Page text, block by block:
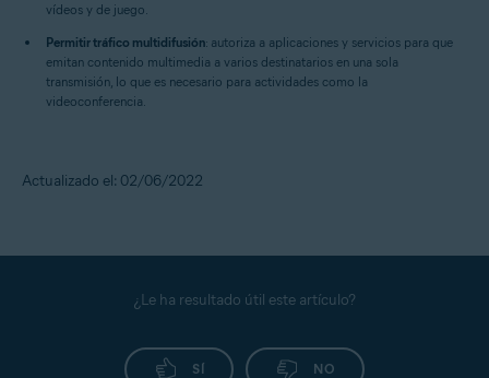
vídeos y de juego.
Permitir tráfico multidifusión: autoriza a aplicaciones y servicios para que
emitan contenido multimedia a varios destinatarios en una sola
transmisión, lo que es necesario para actividades como la
videoconferencia.
Actualizado el: 02/06/2022
¿Le ha resultado útil este artículo?
SÍ NO